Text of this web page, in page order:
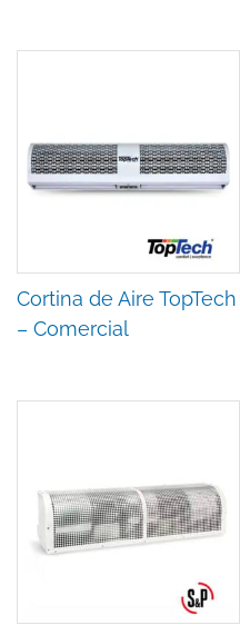
Cortina de Aire TopTech
– Comercial